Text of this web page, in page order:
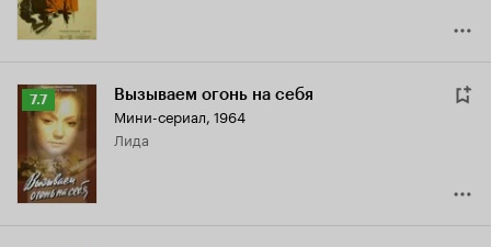
Рейтинг
Кинопоиска
7.7
7.7 Вызываем огонь на себя
Мини-сериал, 1964
Лида